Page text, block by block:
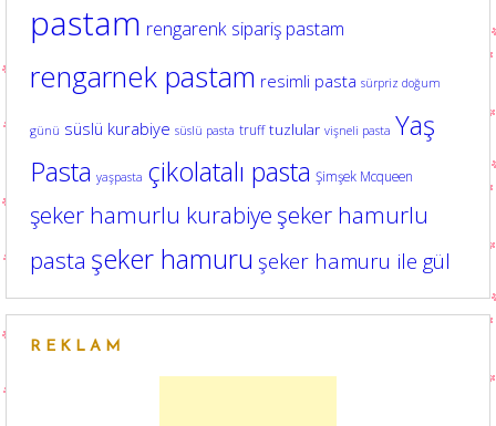
pastam rengarenk sipariş pastam
rengarnek pastam resimli pasta sürpriz doğum
günü süslü kurabiye süslü pasta truff tuzlular vişneli pasta Yaş
Pasta yaşpasta çikolatalı pasta Şimşek Mcqueen
şeker hamurlu kurabiye şeker hamurlu
pasta şeker hamuru şeker hamuru ile gül
REKLAM